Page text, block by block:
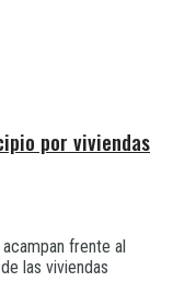
por viviendas
frente al
las viviendas